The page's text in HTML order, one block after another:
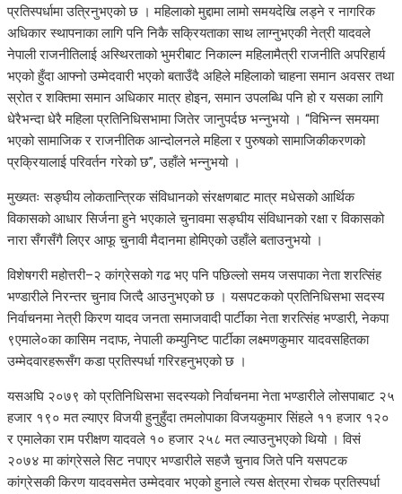
प्रतिस्पर्धामा उत्रिनुभएको छ । महिलाको मुद्दामा लामो समयदेखि लड्ने र नागरिक
अधिकार स्थापनाका लागि पनि निकै सक्रियताका साथ लाग्नुभएकी नेत्री यादवले
नेपाली राजनीतिलाई अस्थिरताको भुमरीबाट निकाल्न महिलामैत्री राजनीति अपरिहार्य
भएको हुँदा आफ्नो उम्मेदवारी भएको बताउँदै अहिले महिलाको चाहना समान अवसर तथा
स्रोत र शक्तिमा समान अधिकार मात्र होइन, समान उपलब्धि पनि हो र यसका लागि
धेरैभन्दा धेरै महिला प्रतिनिधिसभामा जितेर जानुपर्दछ भन्नुभयो । “विभिन्न समयमा
भएको सामाजिक र राजनीतिक आन्दोलनले महिला र पुरुषको सामाजिकीकरणको
प्रक्रियालाई परिवर्तन गरेको छ”, उहाँले भन्नुभयो ।
मुख्यतः सङ्घीय लोकतान्त्रिक संविधानको संरक्षणबाट मात्र मधेसको आर्थिक
विकासको आधार सिर्जना हुने भएकाले चुनावमा सङ्घीय संविधानको रक्षा र विकासको
नारा सँगसँगै लिएर आफू चुनावी मैदानमा होमिएको उहाँले बताउनुभयो ।
विशेषगरी महोत्तरी–२ कांग्रेसको गढ भए पनि पछिल्लो समय जसपाका नेता शरत्सिंह
भण्डारीले निरन्तर चुनाव जित्दै आउनुभएको छ । यसपटकको प्रतिनिधिसभा सदस्य
निर्वाचनमा नेत्री किरण यादव जनता समाजवादी पार्टीका नेता शरत्सिंह भण्डारी, नेकपा
९एमाले०का कासिम नदाफ, नेपाली कम्युनिष्ट पार्टीका लक्ष्मणकुमार यादवसहितका
उम्मेदवारहरूसँग कडा प्रतिस्पर्धा गरिरहनुभएको छ ।
यसअघि २०७९ को प्रतिनिधिसभा सदस्यको निर्वाचनमा नेता भण्डारीले लोसपाबाट २५
हजार १९० मत ल्याएर विजयी हुनुहुँदा तमलोपाका विजयकुमार सिंहले ११ हजार १२०
र एमालेका राम परीक्षण यादवले १० हजार २५८ मत ल्याउनुभएको थियो । विसं
२०७४ मा कांग्रेसले सिट नपाएर भण्डारीले सहजै चुनाव जिते पनि यसपटक
कांग्रेसकी किरण यादवसमेत उम्मेदवार भएको हुनाले त्यस क्षेत्रमा रोचक प्रतिस्पर्धा